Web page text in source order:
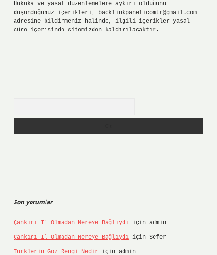
Hukuka ve yasal düzenlemelere aykırı olduğunu
düşündüğünüz içerikleri, backlinkpanelicomtr@gmail.com
adresine bildirmeniz halinde, ilgili içerikler yasal
süre içerisinde sitemizden kaldırılacaktır.
Son yorumlar
Çankırı Il Olmadan Nereye Bağlıydı için admin
Çankırı Il Olmadan Nereye Bağlıydı için Sefer
Türklerin Göz Rengi Nedir için admin